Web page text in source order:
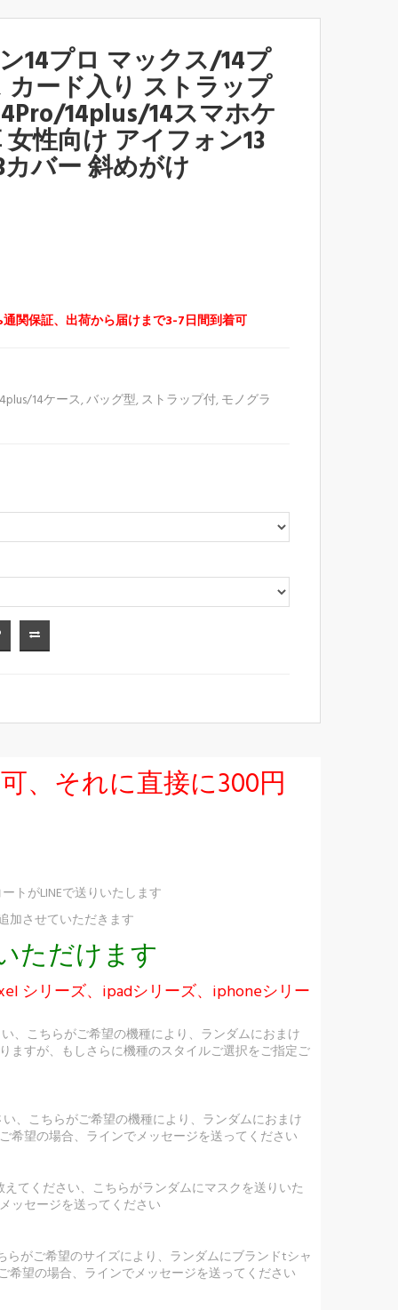
14プロ マックス/14プ
ード入り ストラップ
14plus/14スマホケ
性向け アイフォン13
バー 斜めがけ
関保証、出荷から届けまで3-7日間到着可
14ケース,バッグ型,ストラップ付,モノグラ
、それに直接に300円
トがLINEで送りいたします
加させていただきます
ただけます
シリーズ、ipadシリーズ、iphoneシリー
、こちらがご希望の機種により、ランダムにおまけ
ますが、もしさらに機種のスタイルご選択をご指定ご
、こちらがご希望の機種により、ランダムにおまけ
希望の場合、ラインでメッセージを送ってください
てください、こちらがランダムにマスクを送りいた
ッセージを送ってください
がご希望のサイズにより、ランダムにブランドtシャ
望の場合、ラインでメッセージを送ってください